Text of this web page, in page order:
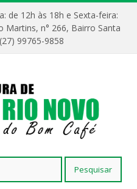
de 12h às 18h e Sexta-feira:
Martins, n° 266, Bairro Santa
(27) 99765-9858